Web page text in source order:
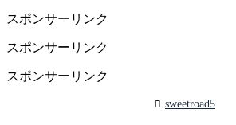
スポンサーリンク
スポンサーリンク
スポンサーリンク
sweetroad5